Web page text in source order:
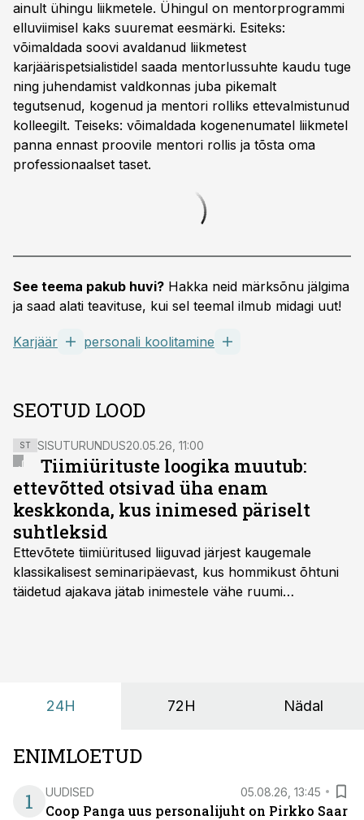
ainult ühingu liikmetele. Ühingul on mentorprogrammi
elluviimisel kaks suuremat eesmärki. Esiteks:
võimaldada soovi avaldanud liikmetest
karjäärispetsialistidel saada mentorlussuhte kaudu tuge
ning juhendamist valdkonnas juba pikemalt
tegutsenud, kogenud ja mentori rolliks ettevalmistunud
kolleegilt. Teiseks: võimaldada kogenenumatel liikmetel
panna ennast proovile mentori rollis ja tõsta oma
professionaalset taset.
See teema pakub huvi? Hakka neid märksõnu jälgima
ja saad alati teavituse, kui sel teemal ilmub midagi uut!
Karjäär personali koolitamine
SEOTUD LOOD
ST SISUTURUNDUS20.05.26, 11:00
Tiimiürituste loogika muutub:
ettevõtted otsivad üha enam
keskkonda, kus inimesed päriselt
suhtleksid
Ettevõtete tiimiüritused liiguvad järjest kaugemale
klassikalisest seminaripäevast, kus hommikust õhtuni
täidetud ajakava jätab inimestele vähe ruumi
24H 72H Nädal
ENIMLOETUD
1
UUDISED 05.08.26, 13:45
Coop Panga uus personalijuht on Pirkko Saar